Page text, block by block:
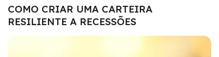
COMO CRIAR UMA CARTEIRA
RESILIENTE A RECESSÕES